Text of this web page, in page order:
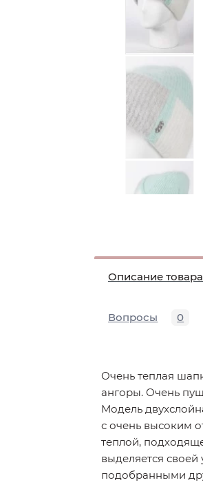
Описание товара
Вопросы 0
Очень теплая
ангоры. Очень
Модель
с очень высоким
теплой,
выделяется своей
подобранными